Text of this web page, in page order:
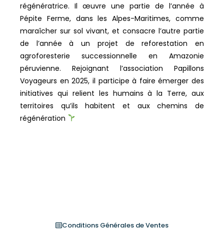
régénératrice. Il œuvre une partie de l’année à
Pépite Ferme, dans les Alpes-Maritimes, comme
maraîcher sur sol vivant, et consacre l’autre partie
de l’année à un projet de reforestation en
agroforesterie successionnelle en Amazonie
péruvienne. Rejoignant l’association Papillons
Voyageurs en 2025, il participe à faire émerger des
initiatives qui relient les humains à la Terre, aux
territoires qu’ils habitent et aux chemins de
régénération
Conditions Générales de Ventes